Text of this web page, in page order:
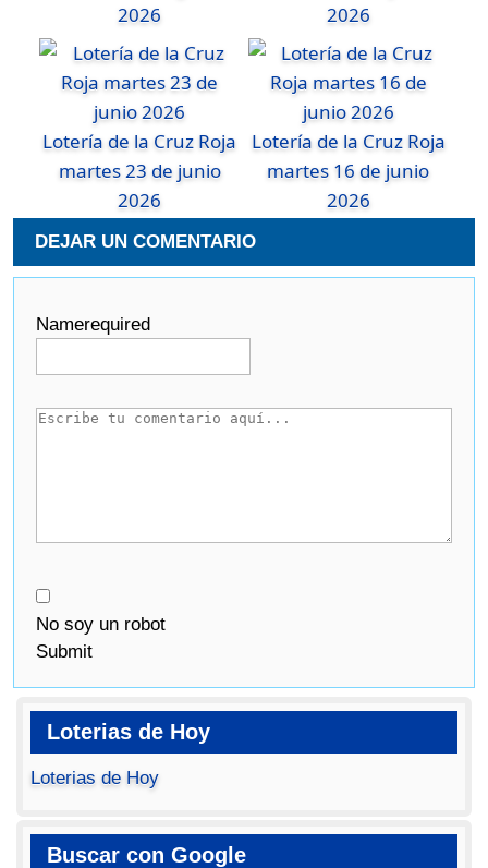
2026
2026
Lotería de la Cruz Roja
martes 23 de junio
2026
Lotería de la Cruz Roja
martes 16 de junio
2026
DEJAR UN COMENTARIO
Namerequired
No soy un robot
Submit
Loterias de Hoy
Loterias de Hoy
Buscar con Google